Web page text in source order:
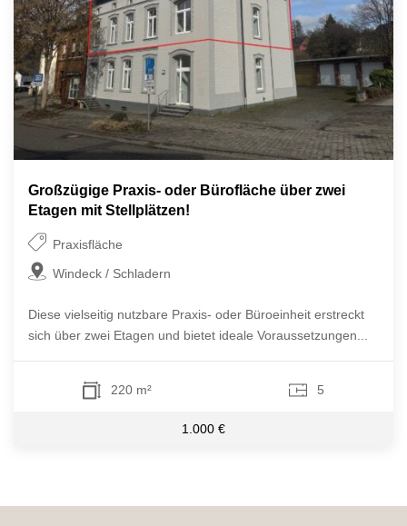
Großzügige Praxis- oder Bürofläche über zwei
Etagen mit Stellplätzen!
Praxisfläche
Windeck / Schladern
Diese vielseitig nutzbare Praxis- oder Büroeinheit erstreckt
sich über zwei Etagen und bietet ideale Voraussetzungen...
220 m² 5
1.000 €